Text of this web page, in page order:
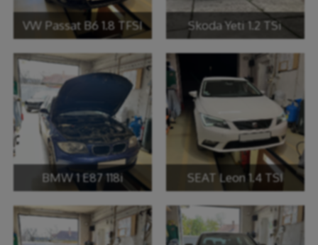
VW Passat B6 1.8 TFSI Skoda Yeti 1.2 TSi
BMW 1 E87 118i SEAT Leon 1.4 TSI